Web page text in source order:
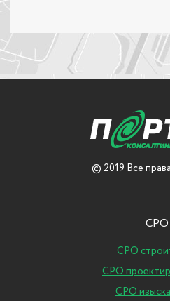
© 2019 Все
СРО
СРО
СРО
СРО